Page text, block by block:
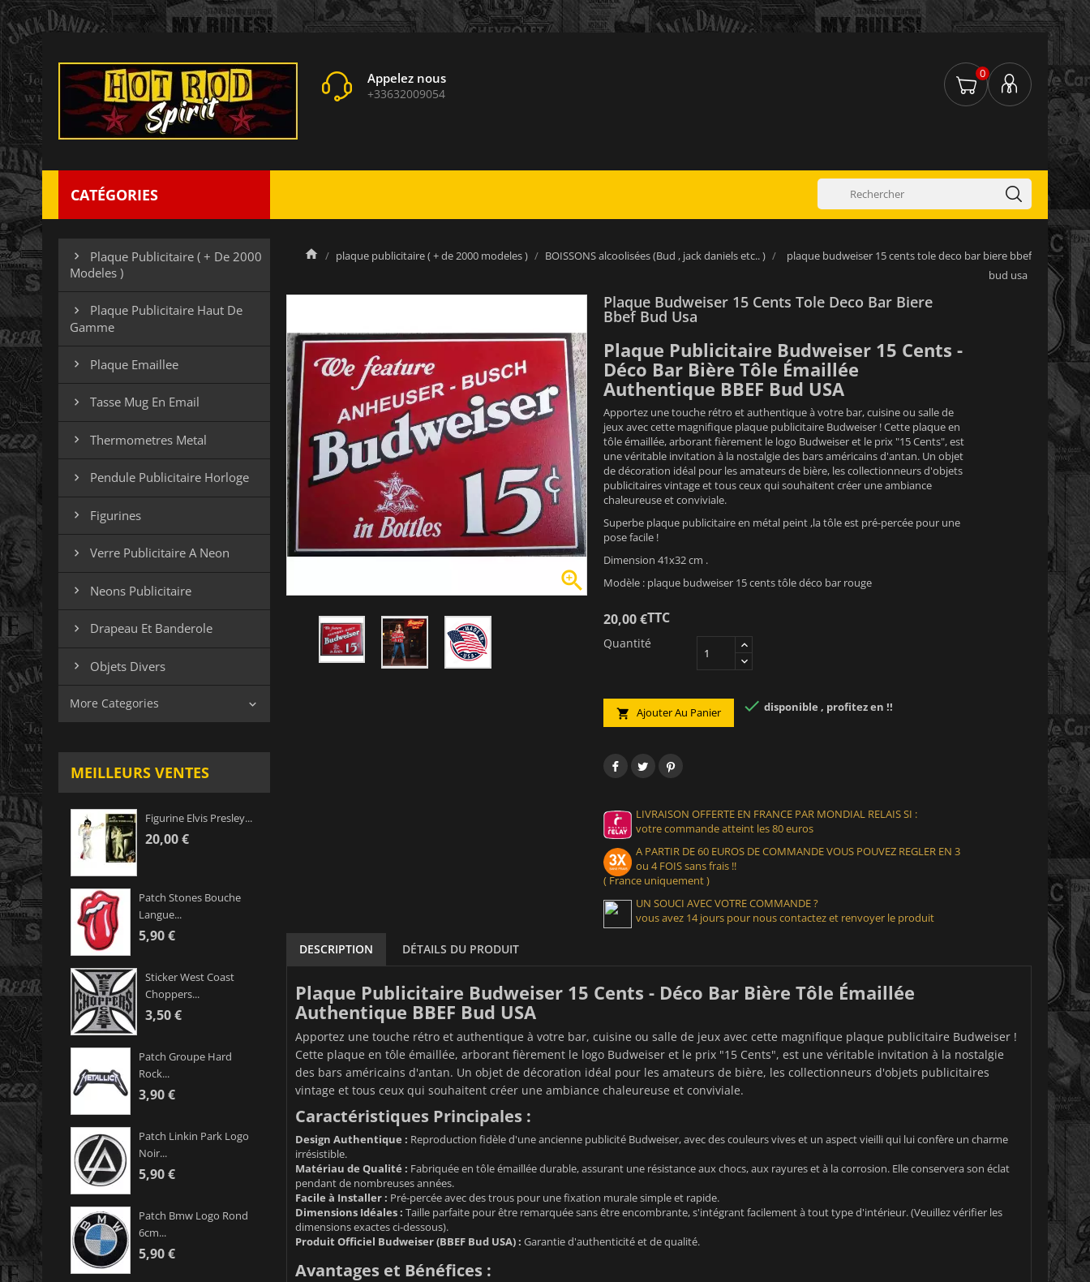
Appelez nous
+33632009054
0
CATÉGORIES

Plaque Publicitaire ( + De 2000
Modeles )

Plaque Publicitaire Haut De
Gamme
 Plaque Emaillee
 Tasse Mug En Email
 Thermometres Metal
 Pendule Publicitaire Horloge
 Figurines
 Verre Publicitaire A Neon
 Neons Publicitaire
 Drapeau Et Banderole
 Objets Divers
More Categories 
MEILLEURS VENTES
Figurine Elvis Presley...
20,00 €
Patch Stones Bouche
Langue...
5,90 €
Sticker West Coast
Choppers...
3,50 €
Patch Groupe Hard
Rock...
3,90 €
Patch Linkin Park Logo
Noir...
5,90 €
Patch Bmw Logo Rond
6cm...
5,90 €
plaque publicitaire ( + de 2000 modeles ) BOISSONS alcoolisées (Bud , jack daniels etc.. )
plaque budweiser 15 cents tole deco bar biere bbef
bud usa

Plaque Budweiser 15 Cents Tole Deco Bar Biere
Bbef Bud Usa
Plaque Publicitaire Budweiser 15 Cents -
Déco Bar Bière Tôle Émaillée
Authentique BBEF Bud USA
Apportez une touche rétro et authentique à votre bar, cuisine ou salle de
jeux avec cette magnifique plaque publicitaire Budweiser ! Cette plaque en
tôle émaillée, arborant fièrement le logo Budweiser et le prix "15 Cents", est
une véritable invitation à la nostalgie des bars américains d'antan. Un objet
de décoration idéal pour les amateurs de bière, les collectionneurs d'objets
publicitaires vintage et tous ceux qui souhaitent créer une ambiance
chaleureuse et conviviale.
Superbe plaque publicitaire en métal peint ,la tôle est pré-percée pour une
pose facile !
Dimension 41x32 cm .
Modèle : plaque budweiser 15 cents tôle déco bar rouge
20,00 €TTC
Quantité
 Ajouter Au Panier  disponible , profitez en !!
LIVRAISON OFFERTE EN FRANCE PAR MONDIAL RELAIS SI :
votre commande atteint les 80 euros
A PARTIR DE 60 EUROS DE COMMANDE VOUS POUVEZ REGLER EN 3
ou 4 FOIS sans frais !!
( France uniquement )
UN SOUCI AVEC VOTRE COMMANDE ?
vous avez 14 jours pour nous contactez et renvoyer le produit
DESCRIPTION DÉTAILS DU PRODUIT
Plaque Publicitaire Budweiser 15 Cents - Déco Bar Bière Tôle Émaillée
Authentique BBEF Bud USA
Apportez une touche rétro et authentique à votre bar, cuisine ou salle de jeux avec cette magnifique plaque publicitaire Budweiser !
Cette plaque en tôle émaillée, arborant fièrement le logo Budweiser et le prix "15 Cents", est une véritable invitation à la nostalgie
des bars américains d'antan. Un objet de décoration idéal pour les amateurs de bière, les collectionneurs d'objets publicitaires
vintage et tous ceux qui souhaitent créer une ambiance chaleureuse et conviviale.
Caractéristiques Principales :
Design Authentique : Reproduction fidèle d'une ancienne publicité Budweiser, avec des couleurs vives et un aspect vieilli qui lui confère un charme
irrésistible.
Matériau de Qualité : Fabriquée en tôle émaillée durable, assurant une résistance aux chocs, aux rayures et à la corrosion. Elle conservera son éclat
pendant de nombreuses années.
Facile à Installer : Pré-percée avec des trous pour une fixation murale simple et rapide.
Dimensions Idéales : Taille parfaite pour être remarquée sans être encombrante, s'intégrant facilement à tout type d'intérieur. (Veuillez vérifier les
dimensions exactes ci-dessous).
Produit Officiel Budweiser (BBEF Bud USA) : Garantie d'authenticité et de qualité.
Avantages et Bénéfices :